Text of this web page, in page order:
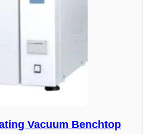
Vacuum Benchtop